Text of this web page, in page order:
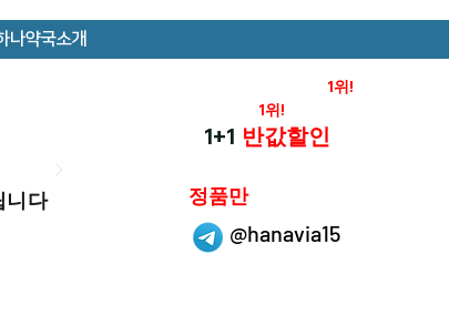
나약국소개
니다
@hanavia15
1위!
1위!
1+1 반값할인
정품만